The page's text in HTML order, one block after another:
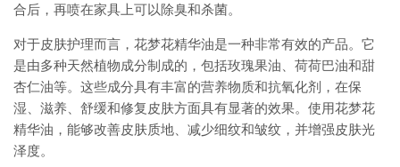
合后，再喷在家具上可以除臭和杀菌。
对于皮肤护理而言，花梦花精华油是一种非常有效的产品。它
是由多种天然植物成分制成的，包括玫瑰果油、荷荷巴油和甜
杏仁油等。这些成分具有丰富的营养物质和抗氧化剂，在保
湿、滋养、舒缓和修复皮肤方面具有显著的效果。使用花梦花
精华油，能够改善皮肤质地、减少细纹和皱纹，并增强皮肤光
泽度。